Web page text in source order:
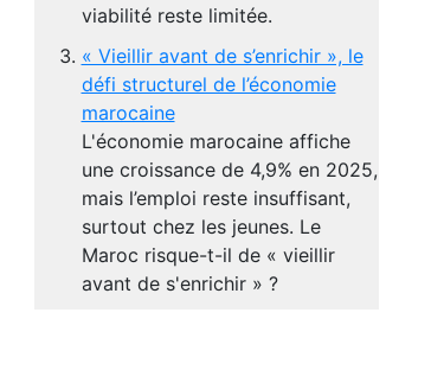
viabilité reste limitée.
« Vieillir avant de s’enrichir », le
défi structurel de l’économie
marocaine
L'économie marocaine affiche
une croissance de 4,9% en 2025,
mais l’emploi reste insuffisant,
surtout chez les jeunes. Le
Maroc risque-t-il de « vieillir
avant de s'enrichir » ?